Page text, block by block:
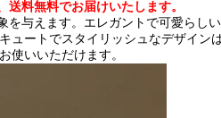
料無料でお届けいたします。
与えます。エレガントで可愛ら
ートでスタイリッシュなデザイ
使いいただけます。